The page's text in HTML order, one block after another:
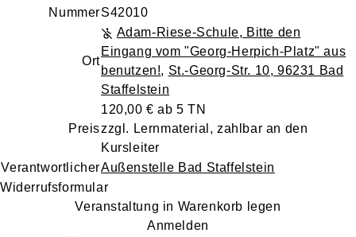
NummerS42010
Ort
Adam-Riese-Schule, Bitte den
Eingang vom "Georg-Herpich-Platz" aus
benutzen!, St.-Georg-Str. 10, 96231 Bad
Staffelstein
Preis
120,00 € ab 5 TN
zzgl. Lernmaterial, zahlbar an den
Kursleiter
VerantwortlicherAußenstelle Bad Staffelstein
Widerrufsformular
Veranstaltung in Warenkorb legen
Anmelden